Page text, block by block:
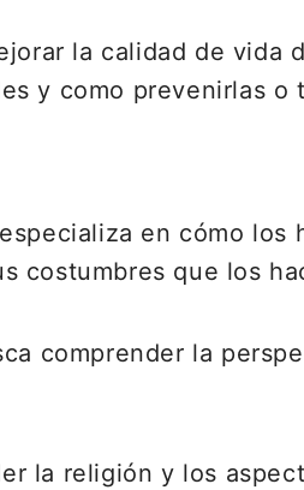
la calidad de vida
y como prevenirlas o
en cómo los
costumbres que los
comprender la
la religión y los